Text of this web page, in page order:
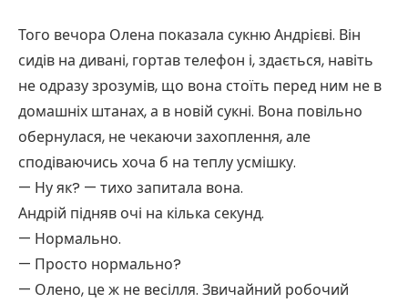
Того вечора Олена показала сукню Андрієві. Він
сидів на дивані, гортав телефон і, здається, навіть
не одразу зрозумів, що вона стоїть перед ним не в
домашніх штанах, а в новій сукні. Вона повільно
обернулася, не чекаючи захоплення, але
сподіваючись хоча б на теплу усмішку.
— Ну як? — тихо запитала вона.
Андрій підняв очі на кілька секунд.
— Нормально.
— Просто нормально?
— Олено, це ж не весілля. Звичайний робочий